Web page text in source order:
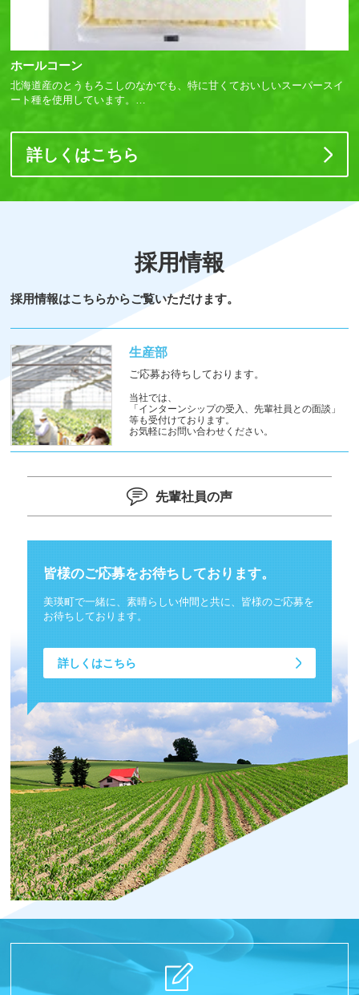
ホールコーン
北海道産のとうもろこしのなかでも、特に甘くておいしいスーパースイ
ート種を使用しています。 …
詳しくはこちら
採用情報
採用情報はこちらからご覧いただけます。
生産部
ご応募お待ちしております。
当社では、
「インターンシップの受入、先輩社員との面談」
等も受付けております。
お気軽にお問い合わせください。
先輩社員の声
皆様のご応募をお待ちしております。
美瑛町で一緒に、素晴らしい仲間と共に、皆様のご応募を
お待ちしております。
詳しくはこちら